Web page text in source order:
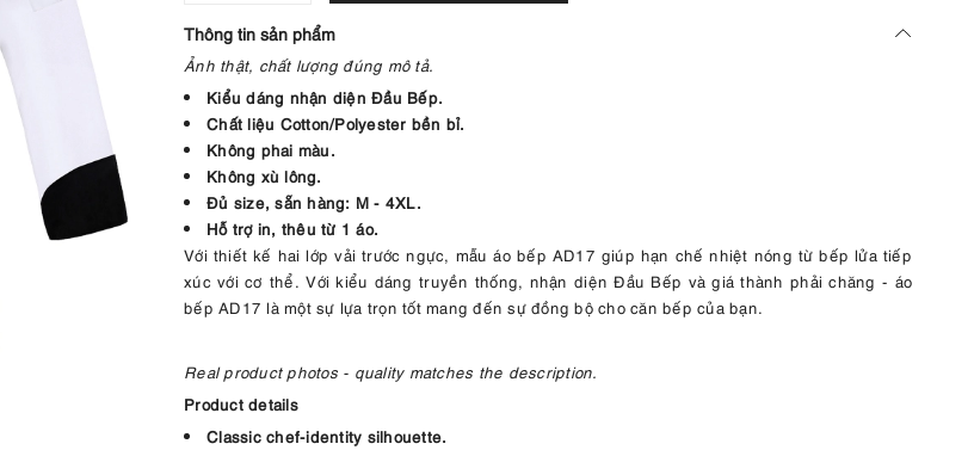
Thông tin sản phẩm
Ảnh thật, chất lượng đúng mô tả.
Kiểu dáng nhận diện Đầu Bếp.
Chất liệu Cotton/Polyester bền bỉ.
Không phai màu.
Không xù lông.
Đủ size, sẵn hàng: M - 4XL.
Hỗ trợ in, thêu từ 1 áo.
Với thiết kế hai lớp vải trước ngực, mẫu áo bếp AD17 giúp hạn chế nhiệt nóng từ bếp lửa tiếp
xúc với cơ thể. Với kiểu dáng truyền thống, nhận diện Đầu Bếp và giá thành phải chăng - áo
bếp AD17 là một sự lựa trọn tốt mang đến sự đồng bộ cho căn bếp của bạn.
Real product photos - quality matches the description.
Product details
Classic chef-identity silhouette.